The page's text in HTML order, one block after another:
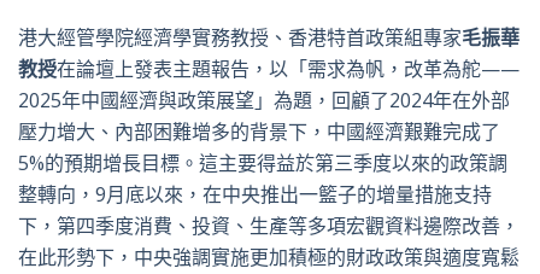
港大經管學院經濟學實務教授、香港特首政策組專家毛振華
教授在論壇上發表主題報告，以「需求為帆，改革為舵——
2025年中國經濟與政策展望」為題，回顧了2024年在外部
壓力增大、內部困難增多的背景下，中國經濟艱難完成了
5%的預期增長目標。這主要得益於第三季度以來的政策調
整轉向，9月底以來，在中央推出一籃子的增量措施支持
下，第四季度消費、投資、生產等多項宏觀資料邊際改善，
在此形勢下，中央強調實施更加積極的財政政策與適度寬鬆